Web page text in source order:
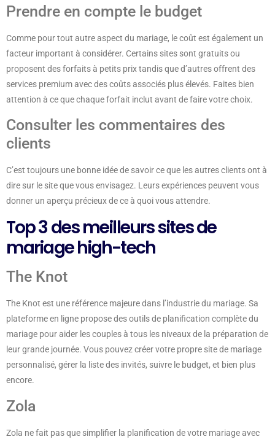
Prendre en compte le budget
Comme pour tout autre aspect du mariage, le coût est également un
facteur important à considérer. Certains sites sont gratuits ou
proposent des forfaits à petits prix tandis que d’autres offrent des
services premium avec des coûts associés plus élevés. Faites bien
attention à ce que chaque forfait inclut avant de faire votre choix.
Consulter les commentaires des
clients
C’est toujours une bonne idée de savoir ce que les autres clients ont à
dire sur le site que vous envisagez. Leurs expériences peuvent vous
donner un aperçu précieux de ce à quoi vous attendre.
Top 3 des meilleurs sites de
mariage high-tech
The Knot
The Knot est une référence majeure dans l’industrie du mariage. Sa
plateforme en ligne propose des outils de planification complète du
mariage pour aider les couples à tous les niveaux de la préparation de
leur grande journée. Vous pouvez créer votre propre site de mariage
personnalisé, gérer la liste des invités, suivre le budget, et bien plus
encore.
Zola
Zola ne fait pas que simplifier la planification de votre mariage avec